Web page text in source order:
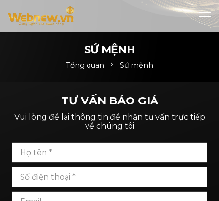
SỨ MỆNH
Tổng quan chevron_right Sứ mệnh
TƯ VẤN BÁO GIÁ
Vui lòng để lại thông tin để nhận tư vấn trực tiếp
về chúng tôi